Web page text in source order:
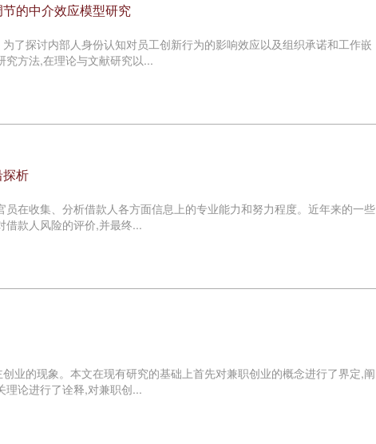
的中介效应模型研究
了探讨内部人身份认知对员工创新行为的影响效应以及组织承诺和工作嵌
究方法,在理论与文献研究以...
析
在收集、分析借款人各方面信息上的专业能力和努力程度。近年来的一些
借款人风险的评价,并最终...
业的现象。本文在现有研究的基础上首先对兼职创业的概念进行了界定,阐
理论进行了诠释,对兼职创...